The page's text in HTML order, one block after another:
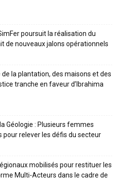
poursuit la réalisation du
de nouveaux jalons opérationnels
de la plantation, des maisons et des
tranche en faveur d’Ibrahima
Géologie : Plusieurs femmes
relever les défis du secteur
mobilisés pour restituer les
Multi-Acteurs dans le cadre de